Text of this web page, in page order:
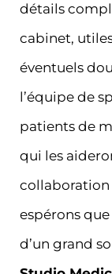
détails
cabinet,
éventuels
l’équipe de
patients de
qui les
collaboration
espérons
d’un grand